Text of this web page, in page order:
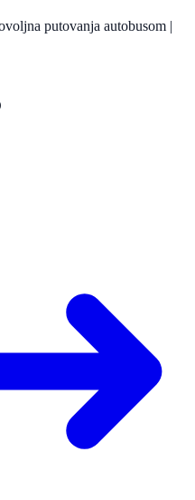
putovanja autobusom |